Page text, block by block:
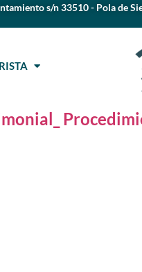
s/n 33510 - Pola de